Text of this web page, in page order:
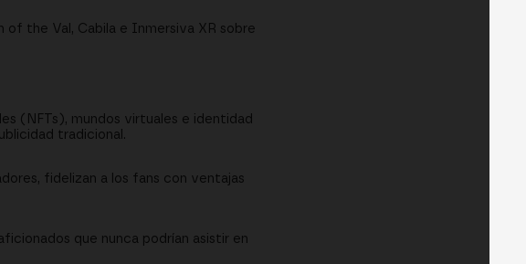
of the Val, Cabila e Inmersiva XR sobre
(NFTs), mundos virtuales e identidad
tradicional.
fidelizan a los fans con ventajas
que nunca podrían asistir en